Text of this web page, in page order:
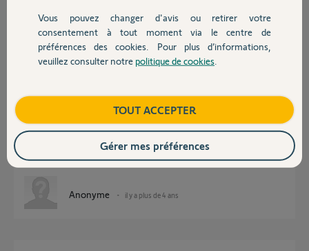
Devis avec un pro
Contact
Réponses
Bonjour,
Le SAV n'offre pas systématiquement cette pièce !
Il faudra déja poser ici une photo du Z8 cassé !
Un Yellow's donnera la suite qu'il voudra bien et en fonction de la dispo
CdL
Anonyme il y a plus de 4 ans
Vous pouvez changer d'avis ou retirer votre
consentement à tout moment via le centre de
préférences des cookies. Pour plus d’informations,
veuillez consulter notre politique de cookies
TOUT ACCEPTER
Gérer mes préférences